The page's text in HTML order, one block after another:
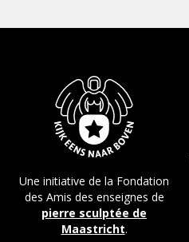
Une initiative de la Fondation
des Amis des enseignes de
pierre sculptée de
Maastricht.